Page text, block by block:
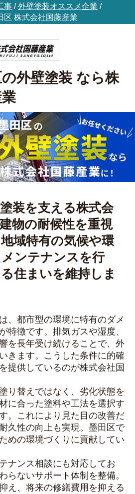
事 /外壁塗装オススメ企業 /
区 株式会社国藤産業
壁塗装 なら株
装を支える株式会
物の耐候性を重視
域特有の気候や環
ンテナンスを行
住まいを維持しま
、都市型の環境に特有のダメ
特徴です。排気ガスや湿度、
を長年受け続けることで、外
きます。こうした条件に的確
提供しているのが株式会社国
り替えではなく、劣化状態を
に合った塗料や工法を選択す
。これにより見た目の改善だ
久性の向上も実現。墨田区で
めの環境づくりに貢献してい
ナンス相談にも対応してお
らないサポート体制を整備。
え、将来の修繕費用を抑える